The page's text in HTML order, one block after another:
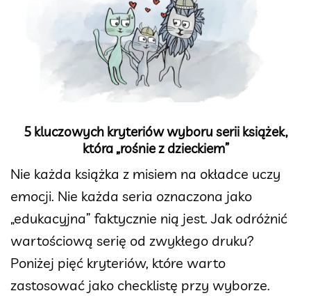
5 kluczowych kryteriów wyboru serii książek,
która „rośnie z dzieckiem”
Nie każda książka z misiem na okładce uczy
emocji. Nie każda seria oznaczona jako
„edukacyjna” faktycznie nią jest. Jak odróżnić
wartościową serię od zwykłego druku?
Poniżej pięć kryteriów, które warto
zastosować jako checklistę przy wyborze.